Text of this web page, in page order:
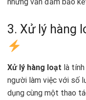
3. Xử lý hàng
Xử lý hàng loạt là
người làm việc với số
dụng cùng một thao